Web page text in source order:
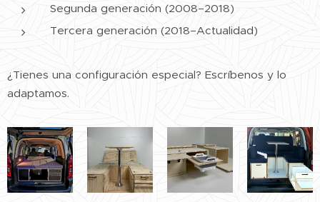
Segunda generación (2008–2018)
Tercera generación (2018–Actualidad)
¿Tienes una configuración especial? Escríbenos y lo
adaptamos.